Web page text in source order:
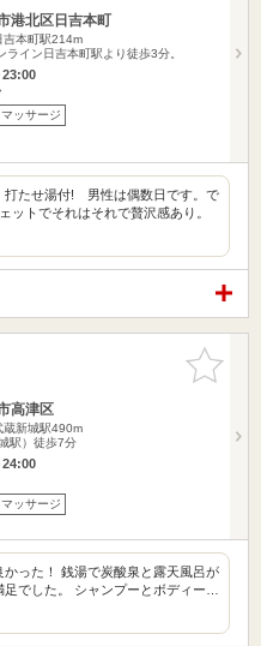
港北区日吉本町
吉本町駅214m
ライン日吉本町駅より徒歩3分。
23:00
ッサージ
打たせ湯付! 男性は偶数日です。で
ットでそれはそれで贅沢感あり。
お気に入
りに追加
高津区
蔵新城駅490m
駅）徒歩7分
24:00
ッサージ
った！ 銭湯で炭酸泉と露天風呂が
でした。 シャンプーとボディー…